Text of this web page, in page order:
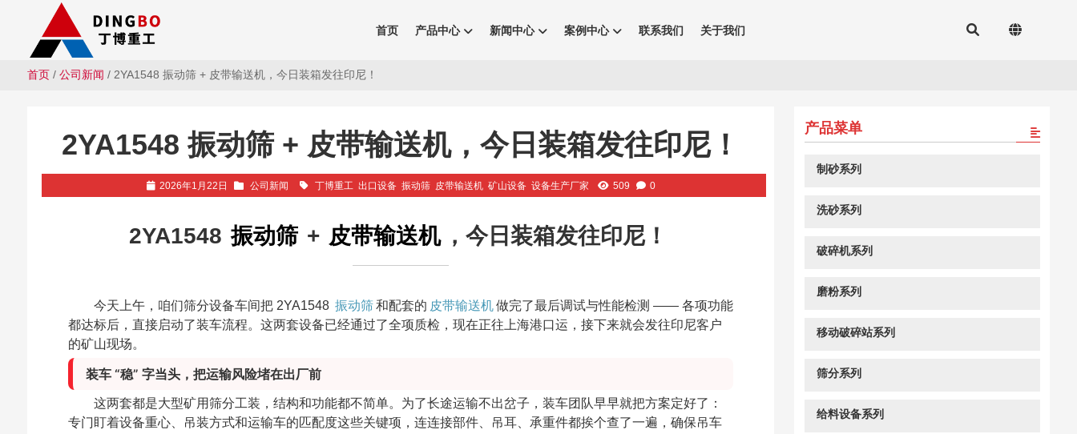
首页 产品中心 新闻中心 案例中心 联系我们 关于我们
首页/ 公司新闻 / 2YA1548 振动筛 + 皮带输送机，今日装箱发往印尼！
2YA1548 振动筛 + 皮带输送机，今日装箱发往印尼！
2026年1月22日 公司新闻 丁博重工 出口设备 振动筛 皮带输送机 矿山设备 设备生产厂家 509 0
2YA1548 振动筛 + 皮带输送机 ，今日装箱发往印尼！
今天上午，咱们筛分设备车间把 2YA1548 振动筛 和配套的 皮带输送机 做完了最后调试与性能检测 —— 各项功能
都达标后，直接启动了装车流程。这两套设备已经通过了全项质检，现在正往上海港口运，接下来就会发往印尼客户
的矿山现场。
装车 “稳” 字当头，把运输风险堵在出厂前
这两套都是大型矿用筛分工装，结构和功能都不简单。为了长途运输不出岔子，装车团队早早就把方案定好了：
专门盯着设备重心、吊装方式和运输车的匹配度这些关键项，连连接部件、吊耳、承重件都挨个查了一遍，确保吊车
产品菜单
制砂系列
洗砂系列
破碎机系列
磨粉系列
移动破碎站系列
筛分系列
给料设备系列